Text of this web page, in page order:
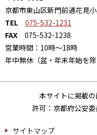
京都市東山区新門前通花見
TEL
075-532-1231
FAX075-532-1238
営業時間：10時～18時
年中無休（盆・年末年始を除
本サイトに掲載の
許可：京都府公安
サイトマップ